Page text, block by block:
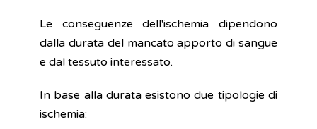
Le conseguenze dell'ischemia dipendono
dalla durata del mancato apporto di sangue
e dal tessuto interessato.
​In base alla durata esistono due tipologie di
ischemia: